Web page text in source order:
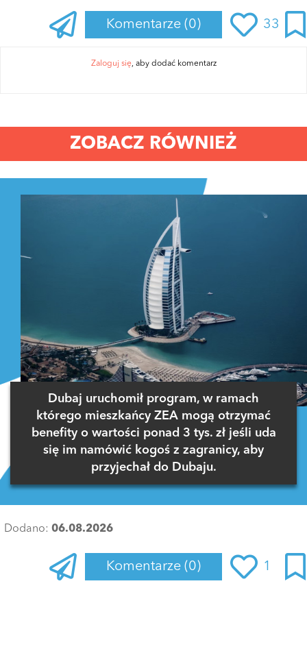
Komentarze (0) 33
Zaloguj się, aby dodać komentarz
ZOBACZ RÓWNIEŻ
Dubaj uruchomił program, w ramach
którego mieszkańcy ZEA mogą otrzymać
benefity o wartości ponad 3 tys. zł jeśli uda
się im namówić kogoś z zagranicy, aby
przyjechał do Dubaju.
Dodano: 06.08.2026
Komentarze (0) 1